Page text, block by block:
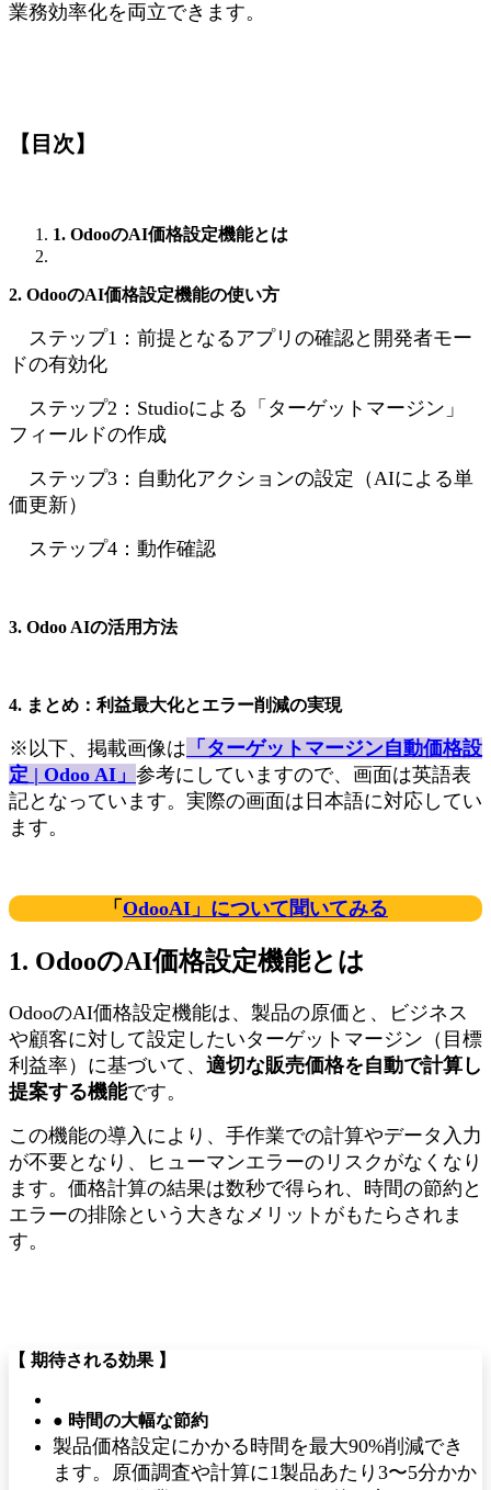
業務効率化を両立できます。
【目次】
1. OdooのAI価格設定機能とは
2. OdooのAI価格設定機能の使い方
ステップ1：前提となるアプリの確認と開発者モー
ドの有効化
ステップ2：Studioによる「ターゲットマージン」
フィールドの作成
ステップ3：自動化アクションの設定（AIによる単
価更新）
ステップ4：動作確認
3. Odoo AIの活用方法
4. まとめ：利益最大化とエラー削減の実現
​※以下、掲載画像は 「 ターゲットマージン自動価格設
定 | Odoo AI 」 参考にしていますので、画面は英語表
記となっています。実際の画面は日本語に対応してい
ます。
「 OdooAI」について聞いてみる
1. OdooのAI価格設定機能とは
OdooのAI価格設定機能は、製品の原価と、ビジネス
や顧客に対して設定したいターゲットマージン（目標
利益率）に基づいて、 適切な販売価格を自動で計算し
提案する機能です。
この機能の導入により、手作業での計算やデータ入力
が不要となり、ヒューマンエラーのリスクがなくなり
ます。価格計算の結果は数秒で得られ、時間の節約と
エラーの排除という大きなメリットがもたらされま
す。
【 期待される効果 】
● 時間の大幅な節約
製品価格設定にかかる時間を最大90%削減でき
ます。原価調査や計算に1製品あたり3〜5分かか